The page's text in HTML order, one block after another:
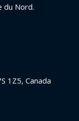
du Nord.
1Z5, Canada